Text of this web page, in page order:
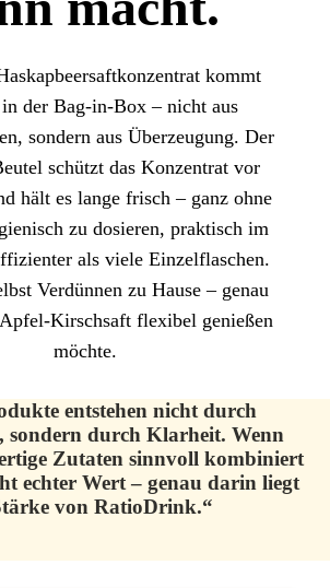
kommt
der Bag-in-Box – nicht aus
sondern aus Überzeugung. Der
schützt das Konzentrat vor
hält es lange frisch – ganz ohne
zu dosieren, praktisch im
als viele Einzelflaschen.
Verdünnen zu Hause – genau
Kirschsaft flexibel genießen
möchte.
entstehen nicht durch
sondern durch Klarheit. Wenn
Zutaten sinnvoll kombiniert
echter Wert – genau darin liegt
von RatioDrink.“